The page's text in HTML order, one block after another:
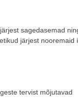
sagedasemad
järjest
tervist mõjutavad